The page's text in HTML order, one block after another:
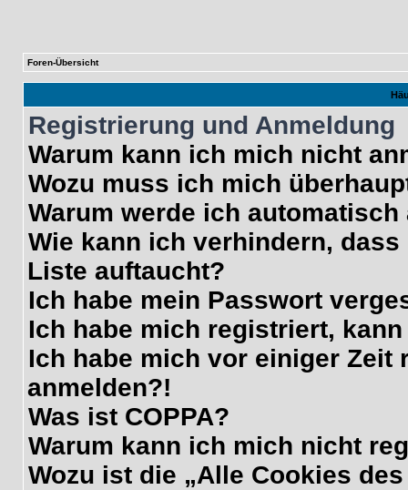
Foren-Übersicht
Registrierung und Anmeldung
Warum kann ich mich nicht
Wozu muss ich mich
Warum werde ich automatisch
Wie kann ich verhindern,
Liste auftaucht?
Ich habe mein Passwort
Ich habe mich registriert,
Ich habe mich vor einiger
anmelden?!
Was ist COPPA?
Warum kann ich mich nicht
Wozu ist die „Alle Cookies